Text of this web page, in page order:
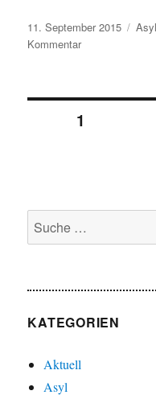
Veröffentlicht
am
11. September 2015 Asyl
Kommentarzu
1
Suche
nach:
KATEGORIEN
Aktuell
Asyl